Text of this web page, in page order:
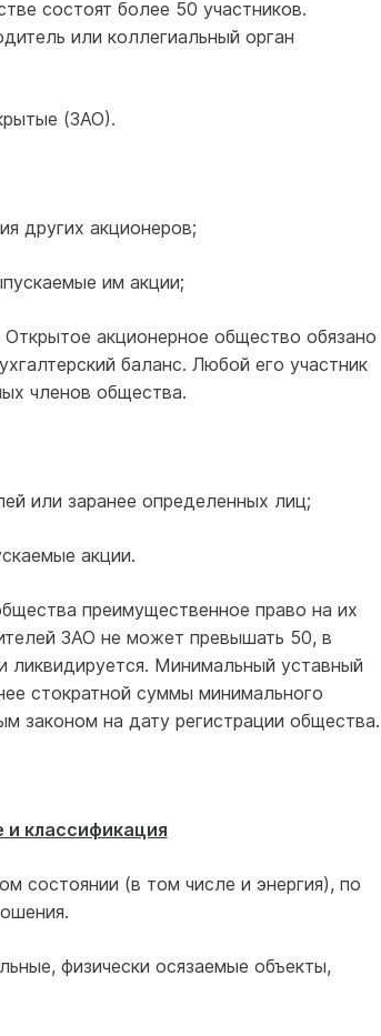
состоят более 50 участников.
или коллегиальный орган
(ЗАО).
других акционеров;
им акции;
акционерное общество обязано
баланс. Любой его участник
членов общества.
или заранее определенных лиц;
акции.
преимущественное право на их
ЗАО не может превышать 50, в
ликвидируется. Минимальный уставный
стократной суммы минимального
законом на дату регистрации общества.
и классификация
состоянии (в том числе и энергия), по
физически осязаемые объекты,